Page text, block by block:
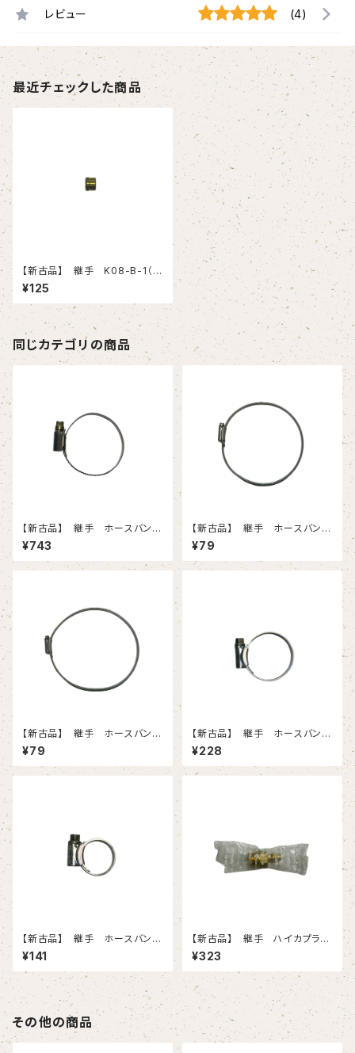
レビュー (4)
最近チェックした商品
【新古品】 継手 K08-B-1（イ
ハラサイエンス）12個セット
¥125
同じカテゴリの商品
【新古品】 継手 ホースバンド
（32-50）
¥743
【新古品】 継手 ホースバン
ド 6（140-）
¥79
【新古品】 継手 ホースバン
ド 7（135-165）
¥79
【新古品】 継手 ホースバン
ド 1X 5個入りセット
¥228
【新古品】 継手 ホースバン
ド 0 15個入りセット
¥141
【新古品】 継手 ハイカプラ
40PM-BSBM（日東工器）
¥323
その他の商品